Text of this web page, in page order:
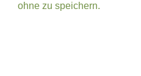
ohne zu speichern.